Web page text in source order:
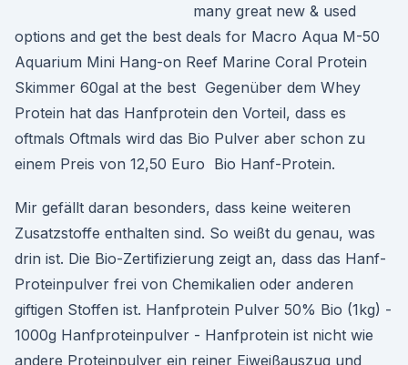
many great new & used
options and get the best deals for Macro Aqua M-50
Aquarium Mini Hang-on Reef Marine Coral Protein
Skimmer 60gal at the best Gegenüber dem Whey
Protein hat das Hanfprotein den Vorteil, dass es
oftmals Oftmals wird das Bio Pulver aber schon zu
einem Preis von 12,50 Euro Bio Hanf-Protein.
Mir gefällt daran besonders, dass keine weiteren
Zusatzstoffe enthalten sind. So weißt du genau, was
drin ist. Die Bio-Zertifizierung zeigt an, dass das Hanf-
Proteinpulver frei von Chemikalien oder anderen
giftigen Stoffen ist. Hanfprotein Pulver 50% Bio (1kg) -
1000g Hanfproteinpulver - Hanfprotein ist nicht wie
andere Proteinpulver ein reiner Eiweißauszug und